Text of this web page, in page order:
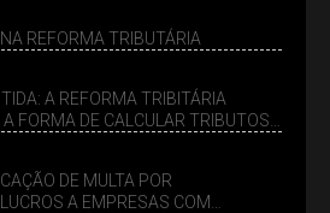
REFORMA TRIBUTÁRIA
A REFORMA TRIBITÁRIA
FORMA DE CALCULAR TRIBUTOS
DE MULTA POR
A EMPRESAS COM